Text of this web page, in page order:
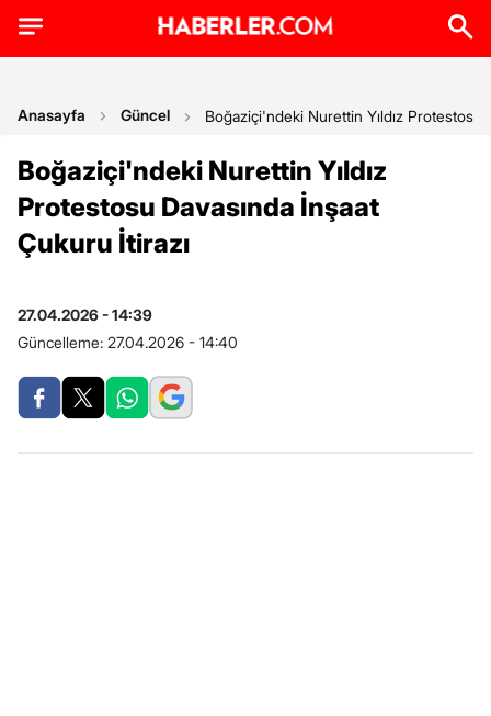
Anasayfa Güncel Boğaziçi'ndeki Nurettin Yıldız Protestosu
Boğaziçi'ndeki Nurettin Yıldız
Protestosu Davasında İnşaat
Çukuru İtirazı
27.04.2026 - 14:39
Güncelleme: 27.04.2026 - 14:40